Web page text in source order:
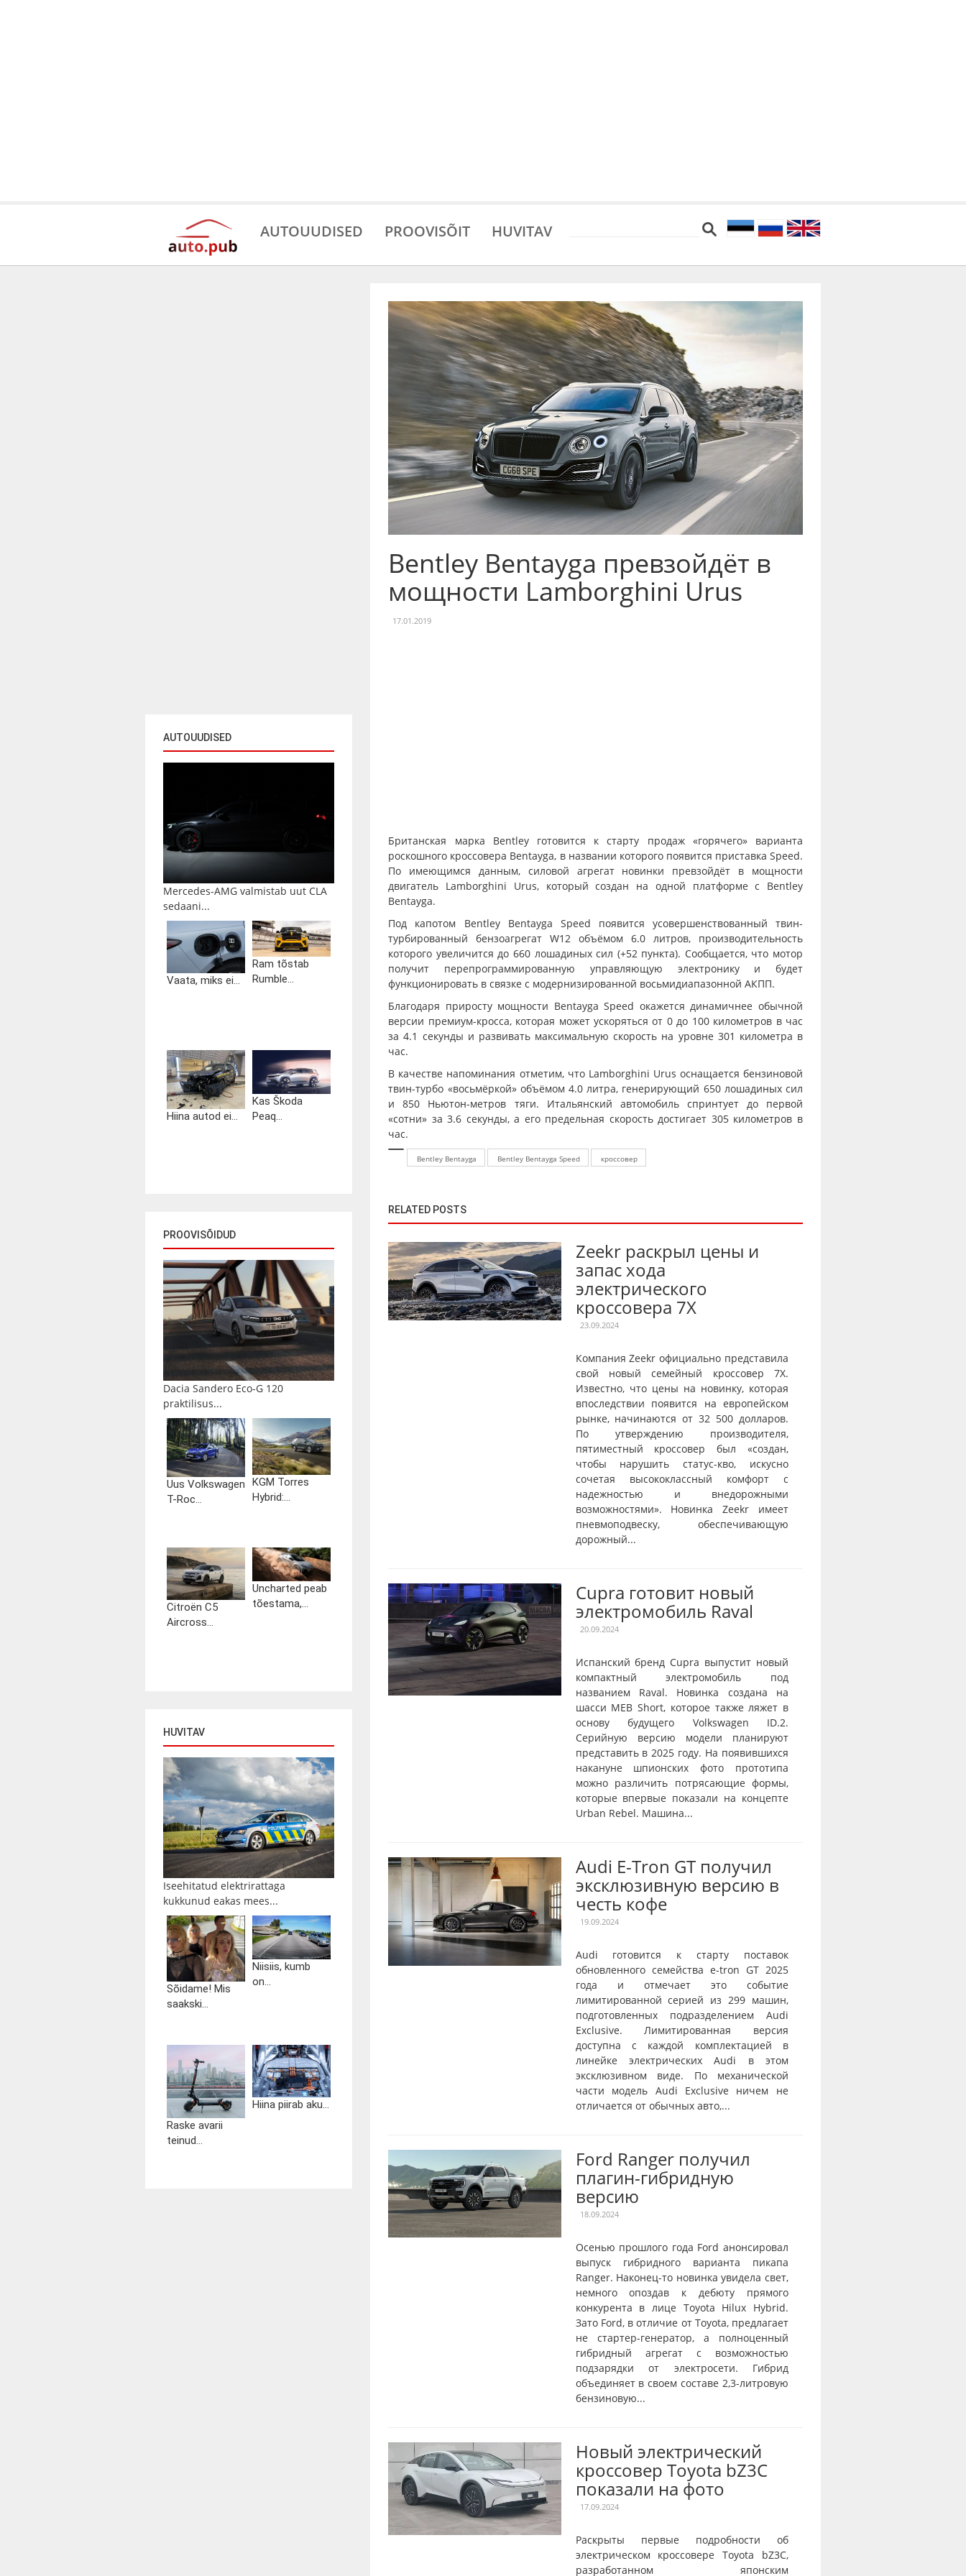
AUTOUUDISED PROOVISÕIT HUVITAV
AUTOUUDISED
Mercedes-AMG valmistab uut CLA
sedaani...
Vaata, miks ei...
Ram tõstab
Rumble...
Hiina autod ei...
Kas Škoda
Peaq...
PROOVISÕIDUD
Dacia Sandero Eco-G 120
praktilisus...
Uus Volkswagen
T-Roc...
KGM Torres
Hybrid:...
Citroën C5
Aircross...
Uncharted peab
tõestama,...
HUVITAV
Iseehitatud elektrirattaga
kukkunud eakas mees...
Sõidame! Mis
saakski...
Niisiis, kumb
on...
Raske avarii
teinud...
Hiina piirab aku...
Bentley Bentayga превзойдёт в
мощности Lamborghini Urus
17.01.2019
Британская марка Bentley готовится к старту продаж «горячего» варианта
роскошного кроссовера Bentayga, в названии которого появится приставка Speed.
По имеющимся данным, силовой агрегат новинки превзойдёт в мощности
двигатель Lamborghini Urus, который создан на одной платформе с Bentley
Bentayga.
Под капотом Bentley Bentayga Speed появится усовершенствованный твин-
турбированный бензоагрегат W12 объёмом 6.0 литров, производительность
которого увеличится до 660 лошадиных сил (+52 пункта). Сообщается, что мотор
получит перепрограммированную управляющую электронику и будет
функционировать в связке с модернизированной восьмидиапазонной АКПП.
Благодаря приросту мощности Bentayga Speed окажется динамичнее обычной
версии премиум-кросса, которая может ускоряться от 0 до 100 километров в час
за 4.1 секунды и развивать максимальную скорость на уровне 301 километра в
час.
В качестве напоминания отметим, что Lamborghini Urus оснащается бензиновой
твин-турбо «восьмёркой» объёмом 4.0 литра, генерирующий 650 лошадиных сил
и 850 Ньютон-метров тяги. Итальянский автомобиль спринтует до первой
«сотни» за 3.6 секунды, а его предельная скорость достигает 305 километров в
час.
Bentley Bentayga Bentley Bentayga Speed кроссовер
RELATED POSTS
Zeekr раскрыл цены и
запас хода
электрического
кроссовера 7X
23.09.2024
Компания Zeekr официально представила
свой новый семейный кроссовер 7X.
Известно, что цены на новинку, которая
впоследствии появится на европейском
рынке, начинаются от 32 500 долларов.
По утверждению производителя,
пятиместный кроссовер был «создан,
чтобы нарушить статус-кво, искусно
сочетая высококлассный комфорт с
надежностью и внедорожными
возможностями». Новинка Zeekr имеет
пневмоподвеску, обеспечивающую
дорожный...
Cupra готовит новый
электромобиль Raval
20.09.2024
Испанский бренд Cupra выпустит новый
компактный электромобиль под
названием Raval. Новинка создана на
шасси MEB Short, которое также ляжет в
основу будущего Volkswagen ID.2.
Серийную версию модели планируют
представить в 2025 году. На появившихся
накануне шпионских фото прототипа
можно различить потрясающие формы,
которые впервые показали на концепте
Urban Rebel. Машина...
Audi E-Tron GT получил
эксклюзивную версию в
честь кофе
19.09.2024
Audi готовится к старту поставок
обновленного семейства e-tron GT 2025
года и отмечает это событие
лимитированной серией из 299 машин,
подготовленных подразделением Audi
Exclusive. Лимитированная версия
доступна с каждой комплектацией в
линейке электрических Audi в этом
эксклюзивном виде. По механической
части модель Audi Exclusive ничем не
отличается от обычных авто,...
Ford Ranger получил
плагин-гибридную
версию
18.09.2024
Осенью прошлого года Ford анонсировал
выпуск гибридного варианта пикапа
Ranger. Наконец-то новинка увидела свет,
немного опоздав к дебюту прямого
конкурента в лице Toyota Hilux Hybrid.
Зато Ford, в отличие от Toyota, предлагает
не стартер-генератор, а полноценный
гибридный агрегат с возможностью
подзарядки от электросети. Гибрид
объединяет в своем составе 2,3-литровую
бензиновую...
Новый электрический
кроссовер Toyota bZ3C
показали на фото
17.09.2024
Раскрыты первые подробности об
электрическом кроссовере Toyota bZ3C,
разработанном японским